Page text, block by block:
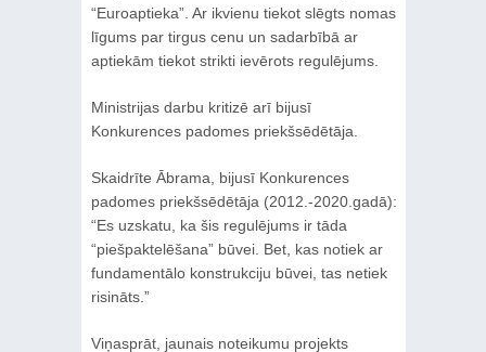
“Euroaptieka”. Ar ikvienu tiekot slēgts nomas
līgums par tirgus cenu un sadarbībā ar
aptiekām tiekot strikti ievērots regulējums.
Ministrijas darbu kritizē arī bijusī
Konkurences padomes priekšsēdētāja.
Skaidrīte Ābrama, bijusī Konkurences
padomes priekšsēdētāja (2012.-2020.gadā):
“Es uzskatu, ka šis regulējums ir tāda
“piešpaktelēšana” būvei. Bet, kas notiek ar
fundamentālo konstrukciju būvei, tas netiek
risināts.”
Viņasprāt, jaunais noteikumu projekts